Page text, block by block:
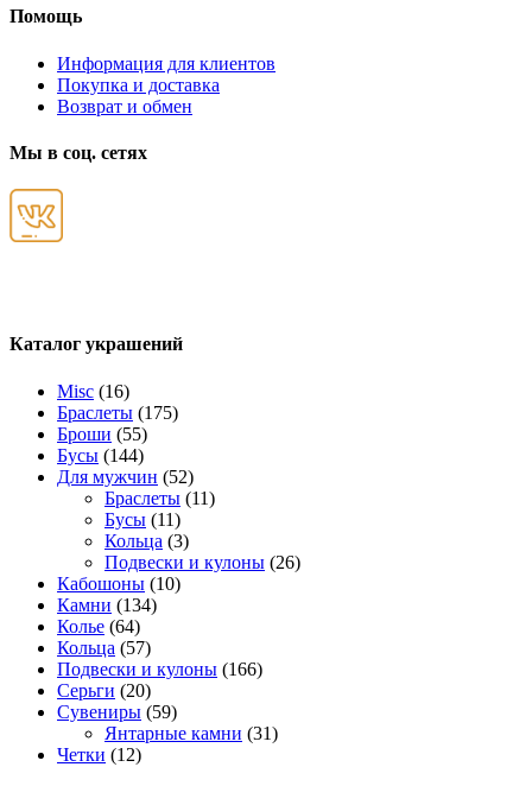
Помощь
Информация для клиентов
Покупка и доставка
Возврат и обмен
Мы в соц. сетях
Каталог украшений
Misc (16)
Браслеты (175)
Броши (55)
Бусы (144)
Для мужчин (52)
Браслеты (11)
Бусы (11)
Кольца (3)
Подвески и кулоны (26)
Кабошоны (10)
Камни (134)
Колье (64)
Кольца (57)
Подвески и кулоны (166)
Серьги (20)
Сувениры (59)
Янтарные камни (31)
Четки (12)